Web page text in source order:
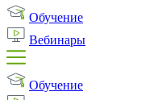
Обучение
Вебинары
Обучение